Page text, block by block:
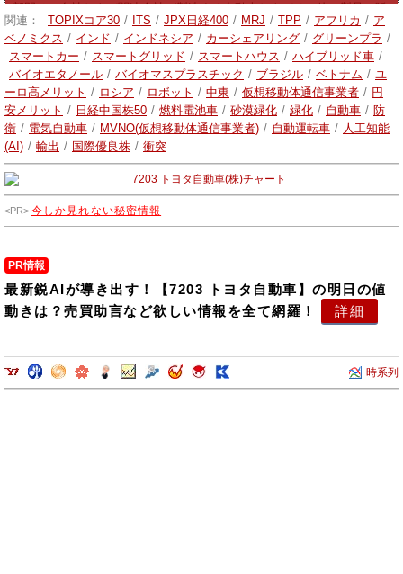
部門は、自社および関連会社が製造する自動車およびその他の製品の販
売を補完するための融資および車両リースサービスを提供しています。
もう一方のセグメントは情報通信サービスに従事します。また、製造・
販売会社の統括、広報・調査活動、金融会社の統括、ソフトウェアを中
心とした各種モビリティ製品の開発などを行っています。
関連： TOPIXコア30 / ITS / JPX日経400 / MRJ / TPP / アフリカ / ア
ベノミクス / インド / インドネシア / カーシェアリング / グリーンプラ /
スマートカー / スマートグリッド / スマートハウス / ハイブリッド車 /
バイオエタノール / バイオマスプラスチック / ブラジル / ベトナム / ユ
ーロ高メリット / ロシア / ロボット / 中東 / 仮想移動体通信事業者 / 円
安メリット / 日経中国株50 / 燃料電池車 / 砂漠緑化 / 緑化 / 自動車 / 防
衛 / 電気自動車 / MVNO(仮想移動体通信事業者) / 自動運転車 / 人工知能
(AI) / 輸出 / 国際優良株 / 衝突
今しか見れない秘密情報
PR情報
最新鋭AIが導き出す！【7203 トヨタ自動車】の明日の値
動きは？売買助言など欲しい情報を全て網羅！
詳細
時系列